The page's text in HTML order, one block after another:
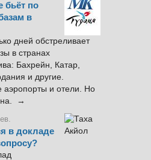
бьёт по
в
дней обстреливает
в странах
Бахрейн, Катар,
и другие.
аэропорты и отели. Но
→
в докладе